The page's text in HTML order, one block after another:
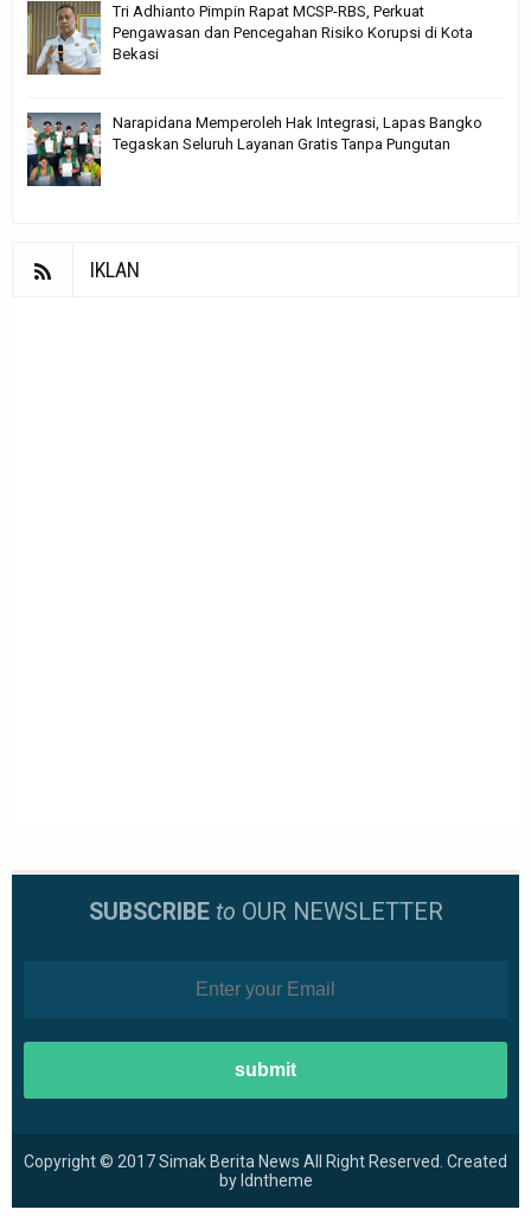
Tri Adhianto Pimpin Rapat MCSP-RBS, Perkuat
Pengawasan dan Pencegahan Risiko Korupsi di Kota
Bekasi
Narapidana Memperoleh Hak Integrasi, Lapas Bangko
Tegaskan Seluruh Layanan Gratis Tanpa Pungutan
IKLAN
SUBSCRIBE to OUR NEWSLETTER
Copyright © 2017Simak Berita News All Right Reserved. Created
by Idntheme